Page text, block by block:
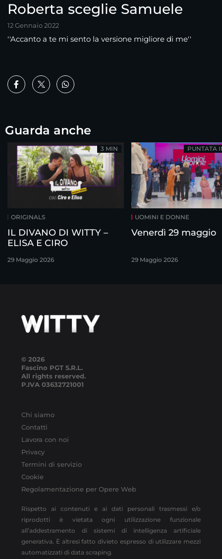
Roberta sceglie Samuele
12 Gennaio 2022
''Accanto a te mi sento la versione migliore di me''
Guarda anche
ORIGINALS
IL DIVANO DI WITTY –
ELISA E CIRO
29 Maggio 2026
3 MIN
UOMINI E DONNE
Venerdì 29 maggio
29 Maggio 2026
PUNTATA
© 2026
Fascino PGT S.R.L.
All rights reserved.
P.IVA 03632721001
Chi siamo
Contatti
Lavora con noi
Privacy
Termini di servizio
Cookie
Regolamentazione per Opere Web
Rispetto ai contenuti e ai dati personali trasmessi e/o
riprodotti è vietata ogni utilizzazione funzionale
all’addestramento di sistemi di intelligenza artificiale
generativa. È altresì fatto divieto espresso di utilizzare mezzi
automatizzati di data scraping.